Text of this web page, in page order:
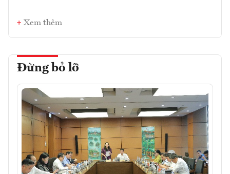
Xem thêm
Đừng bỏ lỡ